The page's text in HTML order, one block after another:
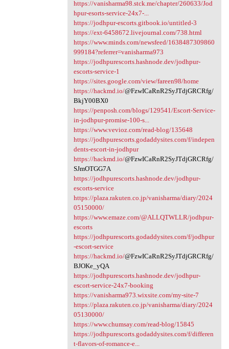
https://vanisharma98.stck.me/chapter/260633/Jod
hpur-esorts-service-24x7-...
https://jodhpur-escorts.gitbook.io/untitled-3
https://ext-6458672.livejournal.com/738.html
https://www.minds.com/newsfeed/1638487309860
999184?referrer=vanisharma973
https://jodhpurescorts.hashnode.dev/jodhpur-
escorts-service-1
https://sites.google.com/view/fareen98/home
https://hackmd.io/@FzwICaRnR2SyJTdjGRCRfg/
BkjY00BX0
https://penposh.com/blogs/129541/Escort-Service-
in-jodhpur-promise-100-s...
https://www.vevioz.com/read-blog/135648
https://jodhpurescorts.godaddysites.com/f/indepen
dents-escort-in-jodhpur
https://hackmd.io/@FzwICaRnR2SyJTdjGRCRfg/
SJmOTGG7A
https://jodhpurescorts.hashnode.dev/jodhpur-
escorts-service
https://plaza.rakuten.co.jp/vanisharma/diary/2024
05150000/
https://www.emaze.com/@ALLQTWLLR/jodhpur-
escorts
https://jodhpurescorts.godaddysites.com/f/jodhpur
-escort-service
https://hackmd.io/@FzwICaRnR2SyJTdjGRCRfg/
BJOKe_yQA
https://jodhpurescorts.hashnode.dev/jodhpur-
escort-service-24x7-booking
https://vanisharma973.wixsite.com/my-site-7
https://plaza.rakuten.co.jp/vanisharma/diary/2024
05130000/
https://www.chumsay.com/read-blog/15845
https://jodhpurescorts.godaddysites.com/f/differen
t-flavors-of-romance-e...